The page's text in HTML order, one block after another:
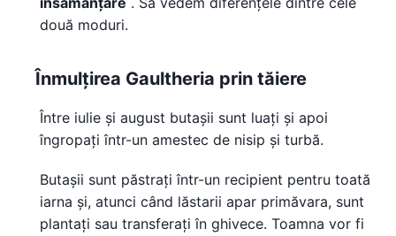
două moduri.
Înmulțirea Gaultheria prin tăiere
Între iulie și august butașii sunt luați și apoi
îngropați într-un amestec de nisip și turbă.
Butașii sunt păstrați într-un recipient pentru toată
iarna și, atunci când lăstarii apar primăvara, sunt
plantați sau transferați în ghivece. Toamna vor fi